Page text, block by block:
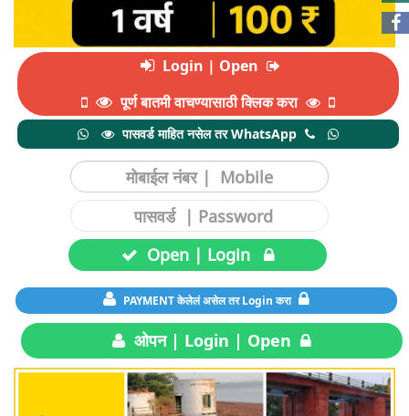
Login | Open
पूर्ण बातमी वाचण्यासाठी क्लिक करा
पासवर्ड माहित नसेल तर WhatsApp
Open | Login
PAYMENT केलेलं असेल तर Login करा
ओपन | Login | Open